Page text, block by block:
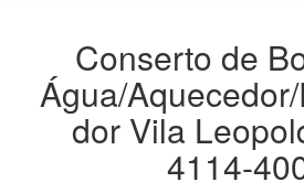
Conserto de
Água/
dor Vila
4114-